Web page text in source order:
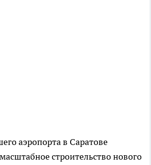
аэропорта в Саратове
строительство нового